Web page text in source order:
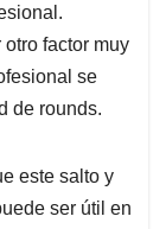
factor muy
se
de rounds.
este salto y
ser útil en